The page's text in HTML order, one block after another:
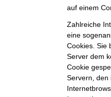
auf einem
Zahlreiche
eine
Cookies. Sie
Server dem
Cookie
Servern, den